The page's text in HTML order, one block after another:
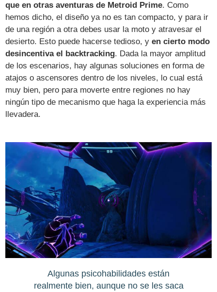
que en otras aventuras de Metroid Prime. Como
hemos dicho, el diseño ya no es tan compacto, y para ir
de una región a otra debes usar la moto y atravesar el
desierto. Esto puede hacerse tedioso, yen cierto modo
desincentiva el backtracking. Dada la mayor amplitud
de los escenarios, hay algunas soluciones en forma de
atajos o ascensores dentro de los niveles, lo cual está
muy bien, pero para moverte entre regiones no hay
ningún tipo de mecanismo que haga la experiencia más
llevadera.
Algunas psicohabilidades están
realmente bien, aunque no se les saca